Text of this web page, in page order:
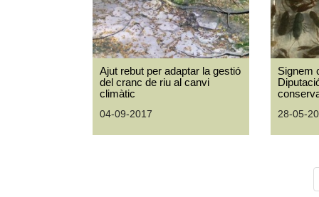
Ajut rebut per adaptar la gestió
del cranc de riu al canvi
climàtic
04-09-2017
Signem
28-05-